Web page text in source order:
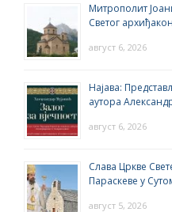
Митрополит
Светог
август 6, 2026
Најава:
аутора
август 6, 2026
Слава Цркве
Параскеве у
август 5, 2026